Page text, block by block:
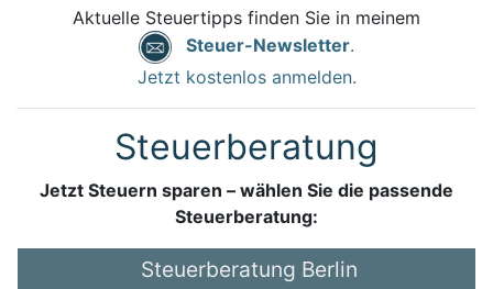
Aktuelle Steuertipps finden Sie in meinem
Steuer-Newsletter.
Jetzt kostenlos anmelden.
Steuerberatung
Jetzt Steuern sparen – wählen Sie die passende
Steuerberatung:
Steuerberatung Berlin